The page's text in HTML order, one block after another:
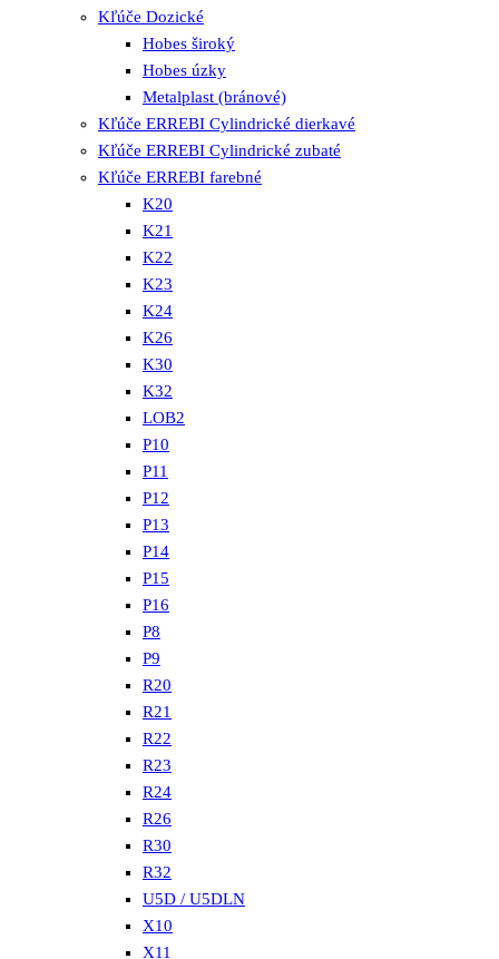
Kľúče Dozické
Hobes široký
Hobes úzky
Metalplast (bránové)
Kľúče ERREBI Cylindrické dierkavé
Kľúče ERREBI Cylindrické zubaté
Kľúče ERREBI farebné
K20
K21
K22
K23
K24
K26
K30
K32
LOB2
P10
P11
P12
P13
P14
P15
P16
P8
P9
R20
R21
R22
R23
R24
R26
R30
R32
U5D / U5DLN
X10
X11